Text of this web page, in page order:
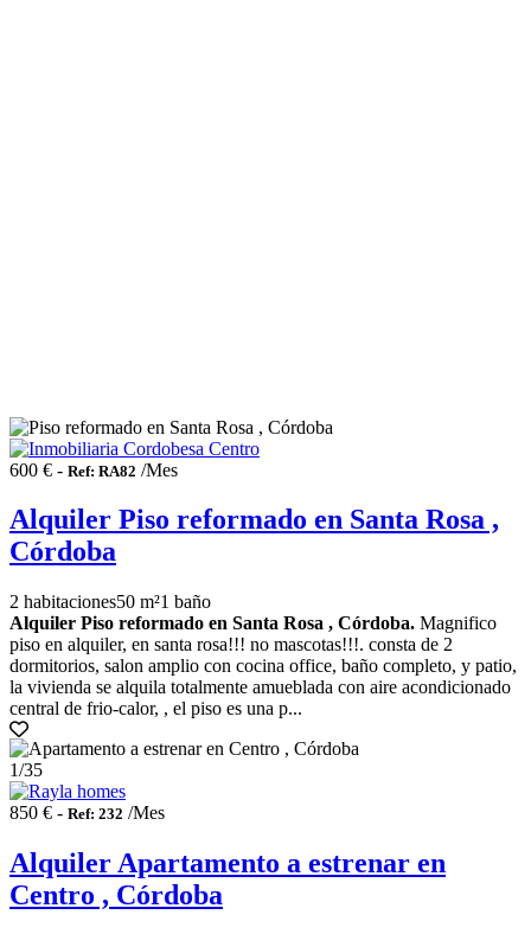
600 € - Ref: RA82 /Mes
Alquiler Piso reformado en Santa Rosa ,
Córdoba
2 habitaciones50 m²1 baño
Alquiler Piso reformado en Santa Rosa , Córdoba. Magnifico
piso en alquiler, en santa rosa!!! no mascotas!!!. consta de 2
dormitorios, salon amplio con cocina office, baño completo, y patio,
la vivienda se alquila totalmente amueblada con aire acondicionado
central de frio-calor, , el piso es una p...
1/35
850 € - Ref: 232 /Mes
Alquiler Apartamento a estrenar en
Centro , Córdoba